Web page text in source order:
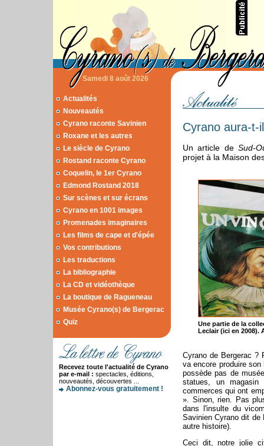
Samedi 8 août 2026
Actualités
Nouveautés
Cyrano raconte Savinien
Roxane et les autres
Le siècle de Cyrano
Rostand raconte Cyrano
Coquelin, le 1er Cyrano
Edmond Rostand 2018
Sur scènes et sur écrans
Cyrano en 1001 images
Promenades imaginaires
Les films de cape et d'épée
Vos contributions
Les traductions
La bibliographie
La CD et vidéothèque
La boutique de Ragueneau
Musée Cyrano(s) de Bergerac
Quiz
Recevez toute l'actualité de Cyrano
par e-mail : spectacles, éditions,
nouveautés, découvertes ...
Abonnez-vous gratuitement !
Cyrano aura-t-
Un article deSud-
projet à la Maison
Une partie de la
Leclair (ici en 2008).
Cyrano de Bergerac ?
va encore produire
possède pas de
statues, un
commerces qui ont
». Sinon, rien. Pas
dans l'insulte du
Savinien Cyrano dit de
autre histoire).
Ceci dit, notre jolie